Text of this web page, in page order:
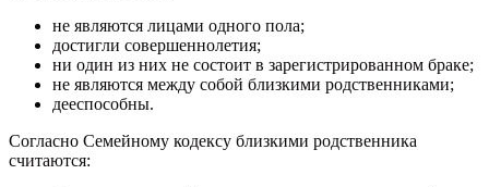
не являются лицами одного пола;
достигли совершеннолетия;
ни один из них не состоит в зарегистрированном браке;
не являются между собой близкими родственниками;
дееспособны.
Согласно Семейному кодексу близкими родственника
считаются: